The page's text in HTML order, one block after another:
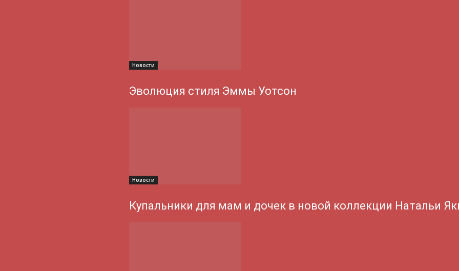
Новости
Эволюция стиля Эммы Уотсон
Новости
Купальники для мам и дочек в новой коллекции Натальи